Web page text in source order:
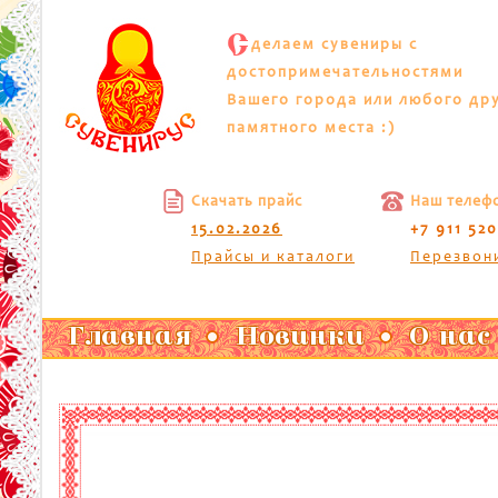
С делаем сувениры с
достопримечательностями
Вашего города или любого
памятного места :)
Скачать прайс
15.02.2026
Прайсы и каталоги
Наш
+7 911
Главная Новинки О нас